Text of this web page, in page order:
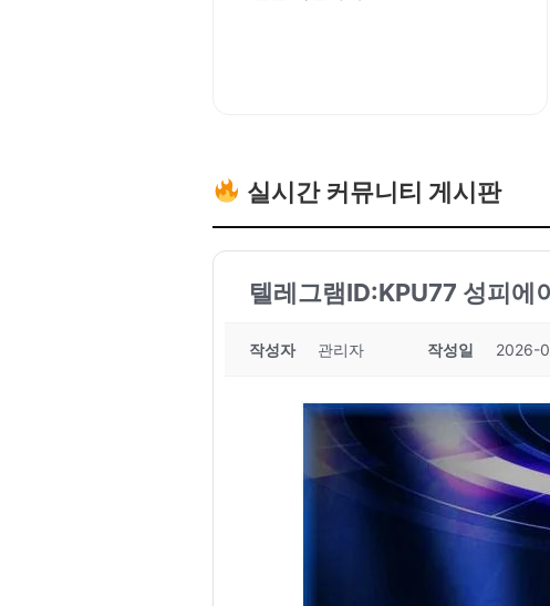
실시간 커뮤니티 게시판
텔레그램ID:KPU77 성피에
작성자 관리자 작성일 2026-